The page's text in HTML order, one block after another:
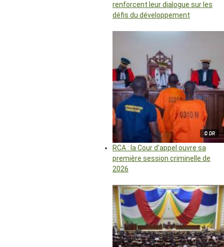
renforcent leur dialogue sur les
défis du développement
© DR
RCA : la Cour d’appel ouvre sa
première session criminelle de
2026